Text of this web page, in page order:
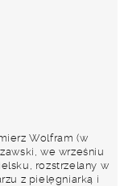
Wolfram (w
we wrześniu
rozstrzelany w
z pielęgniarką i